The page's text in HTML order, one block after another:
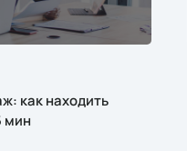
как находить
мин